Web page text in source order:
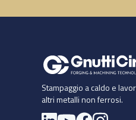
Stampaggio a caldo e
altri metalli non ferrosi.